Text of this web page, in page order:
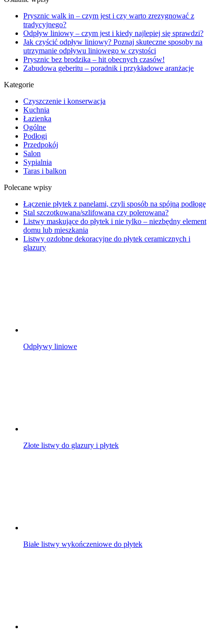
Prysznic walk in – czym jest i czy warto zrezygnować z
tradycyjnego?
Odpływ liniowy – czym jest i kiedy najlepiej się sprawdzi?
Jak czyścić odpływ liniowy? Poznaj skuteczne sposoby na
utrzymanie odpływu liniowego w czystości
Prysznic bez brodzika – hit obecnych czasów!
Zabudowa geberitu – poradnik i przykładowe aranżacje
Kategorie
Czyszczenie i konserwacja
Kuchnia
Łazienka
Ogólne
Podłogi
Przedpokój
Salon
Sypialnia
Taras i balkon
Polecane wpisy
Łączenie płytek z panelami, czyli sposób na spójną podłogę
Stal szczotkowana/szlifowana czy polerowana?
Listwy maskujące do płytek i nie tylko – niezbędny element
domu lub mieszkania
Listwy ozdobne dekoracyjne do płytek ceramicznych i
glazury
Odpływy liniowe
Złote listwy do glazury i płytek
Białe listwy wykończeniowe do płytek